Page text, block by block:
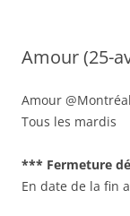
Amour (25-
Amour
Tous les mardis
*** Fermeture
En date de la fin